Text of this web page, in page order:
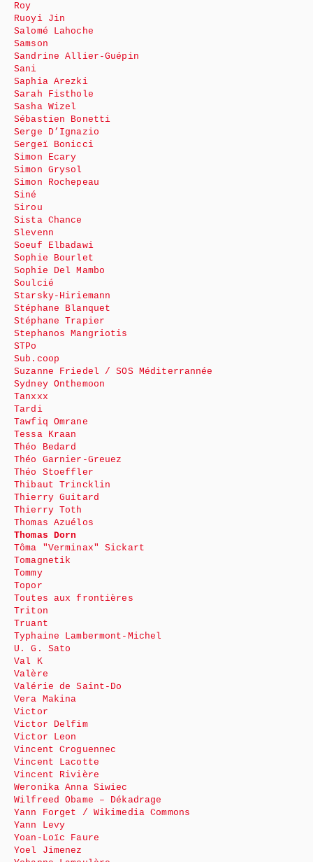
Roy
Ruoyi Jin
Salomé Lahoche
Samson
Sandrine Allier-Guépin
Sani
Saphia Arezki
Sarah Fisthole
Sasha Wizel
Sébastien Bonetti
Serge D’Ignazio
Sergeï Bonicci
Simon Ecary
Simon Grysol
Simon Rochepeau
Siné
Sirou
Sista Chance
Slevenn
Soeuf Elbadawi
Sophie Bourlet
Sophie Del Mambo
Soulcié
Starsky-Hiriemann
Stéphane Blanquet
Stéphane Trapier
Stephanos Mangriotis
STPo
Sub.coop
Suzanne Friedel / SOS Méditerrannée
Sydney Onthemoon
Tanxxx
Tardi
Tawfiq Omrane
Tessa Kraan
Théo Bedard
Théo Garnier-Greuez
Théo Stoeffler
Thibaut Trincklin
Thierry Guitard
Thierry Toth
Thomas Azuélos
Thomas Dorn
Tôma "Verminax" Sickart
Tomagnetik
Tommy
Topor
Toutes aux frontières
Triton
Truant
Typhaine Lambermont-Michel
U. G. Sato
Val K
Valère
Valérie de Saint-Do
Vera Makina
Victor
Victor Delfim
Victor Leon
Vincent Croguennec
Vincent Lacotte
Vincent Rivière
Weronika Anna Siwiec
Wilfreed Obame – Dékadrage
Yann Forget / Wikimedia Commons
Yann Levy
Yoan-Loïc Faure
Yoel Jimenez